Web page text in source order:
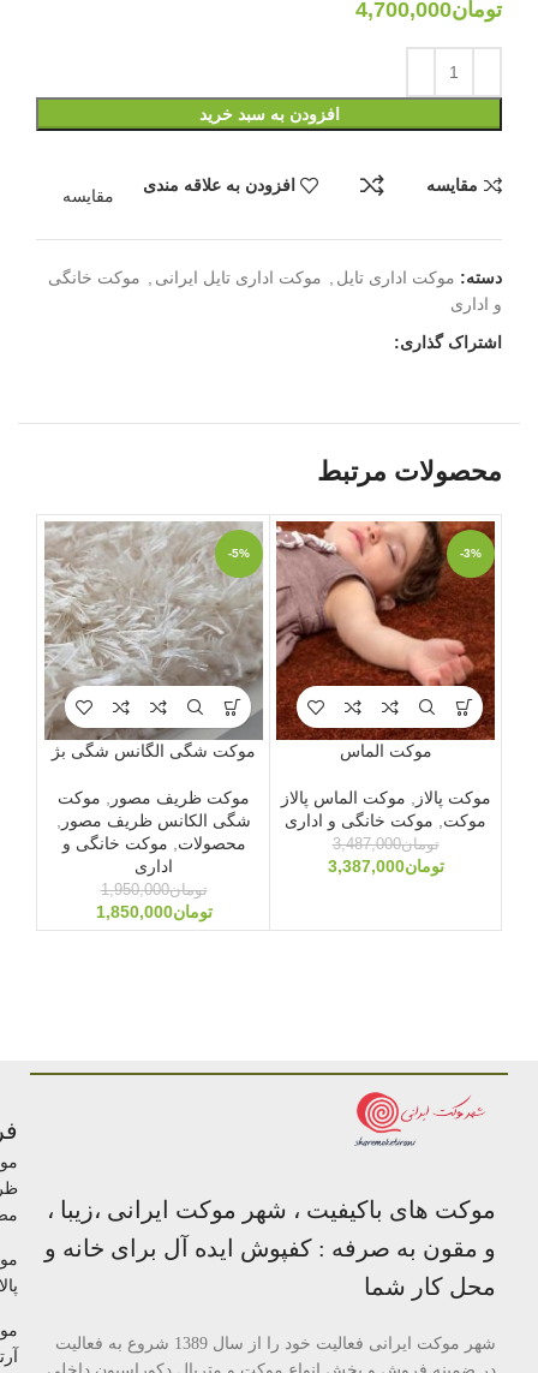
تومان4,700,000
افزودن به سبد خرید
مقایسه افزودن به علاقه مندی
مقایسه
دسته: موکت اداری تایل موکت اداری تایل ایرانی
موکت خانگی
و اداری
اشتراک گذاری:
محصولات مرتبط
-3%
موکت الماس
موکت پالاز
موکت الماس پالاز
موکت
موکت خانگی و اداری
تومان3,487,000
تومان3,387,000
-5%
موکت شگی الگانس شگی بژ
موکت ظریف مصور
موکت
شگی الکانس ظریف مصور
محصولات
موکت خانگی و
اداری
تومان1,950,000
تومان1,850,000
موکت های باکیفیت ، شهر موکت ایرانی ،زیبا ،
و مقون به صرفه : کفپوش ایده آل برای خانه و
محل کار شما
شهر موکت ایرانی فعالیت خود را از سال 1389 شروع به فعالیت